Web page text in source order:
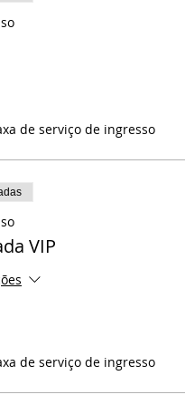
de serviço de ingresso
VIP
de serviço de ingresso